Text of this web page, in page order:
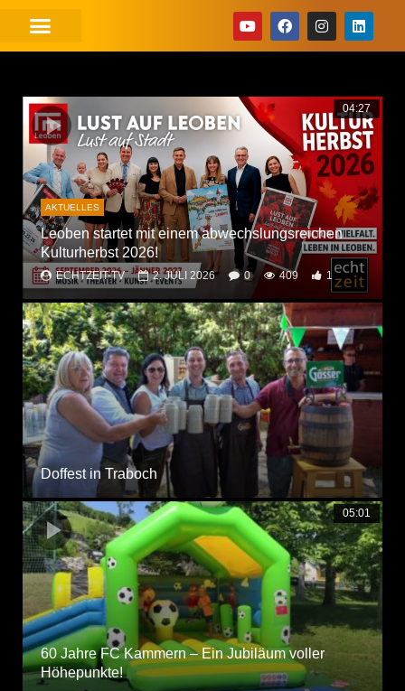
04:27
AKTUELLES
Leoben startet mit einem abwechslungsreichen
Kulturherbst 2026!
ECHTZEIT-TV 2. JULI 2026 0 409 1
Doffest in Traboch
05:01
60 Jahre FC Kammern – Ein Jubiläum voller
Höhepunkte!